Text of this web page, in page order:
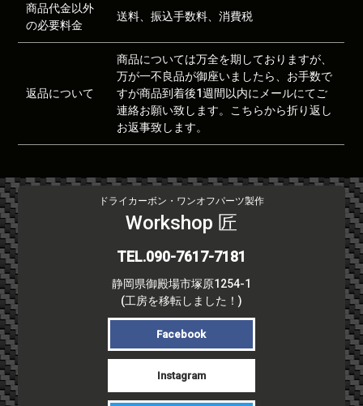
商品代金以外
の必要料金
送料、振込手数料、消費税
返品について
商品については万全を期しておりますが、
万が一不良品が御座いましたら、お手数で
すが商品到着後1週間以内にメールにてご
連絡お願い致します。こちらから折り返し
お返事致します。
ドライカーボン・ワンオフパーツ製作
Workshop 匠
TEL.090-7617-7181
静岡県御殿場市塚原1254-1
(工房を移転しました！)
Facebook
Instagram